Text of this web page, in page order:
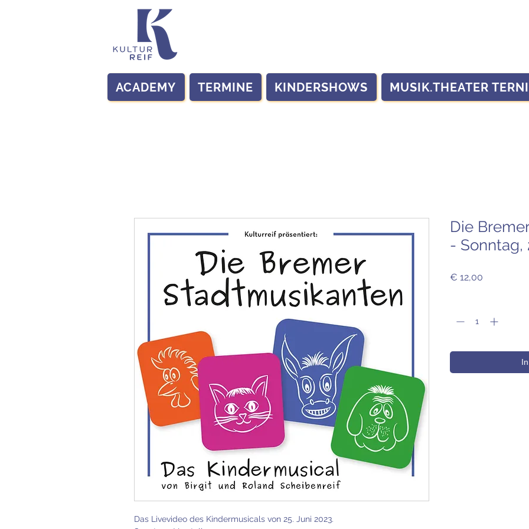
ACADEMY TERMINE KINDERSHOWS MUSIK.THEATER
Das Livevideo des Kindermusicals von 25. Juni 2023.
Die
- Sonntag,
€ 12,00